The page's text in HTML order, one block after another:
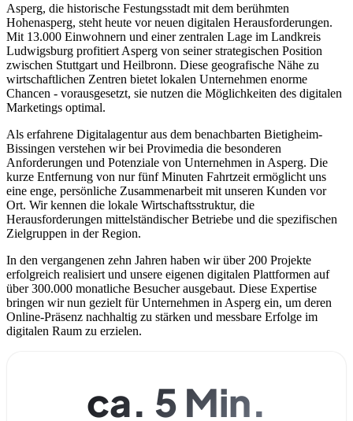
Asperg, die historische Festungsstadt mit dem berühmten
Hohenasperg, steht heute vor neuen digitalen Herausforderungen.
Mit 13.000 Einwohnern und einer zentralen Lage im Landkreis
Ludwigsburg profitiert Asperg von seiner strategischen Position
zwischen Stuttgart und Heilbronn. Diese geografische Nähe zu
wirtschaftlichen Zentren bietet lokalen Unternehmen enorme
Chancen - vorausgesetzt, sie nutzen die Möglichkeiten des digitalen
Marketings optimal.
Als erfahrene Digitalagentur aus dem benachbarten Bietigheim-
Bissingen verstehen wir bei Provimedia die besonderen
Anforderungen und Potenziale von Unternehmen in Asperg. Die
kurze Entfernung von nur fünf Minuten Fahrtzeit ermöglicht uns
eine enge, persönliche Zusammenarbeit mit unseren Kunden vor
Ort. Wir kennen die lokale Wirtschaftsstruktur, die
Herausforderungen mittelständischer Betriebe und die spezifischen
Zielgruppen in der Region.
In den vergangenen zehn Jahren haben wir über 200 Projekte
erfolgreich realisiert und unsere eigenen digitalen Plattformen auf
über 300.000 monatliche Besucher ausgebaut. Diese Expertise
bringen wir nun gezielt für Unternehmen in Asperg ein, um deren
Online-Präsenz nachhaltig zu stärken und messbare Erfolge im
digitalen Raum zu erzielen.
ca. 5 Min.